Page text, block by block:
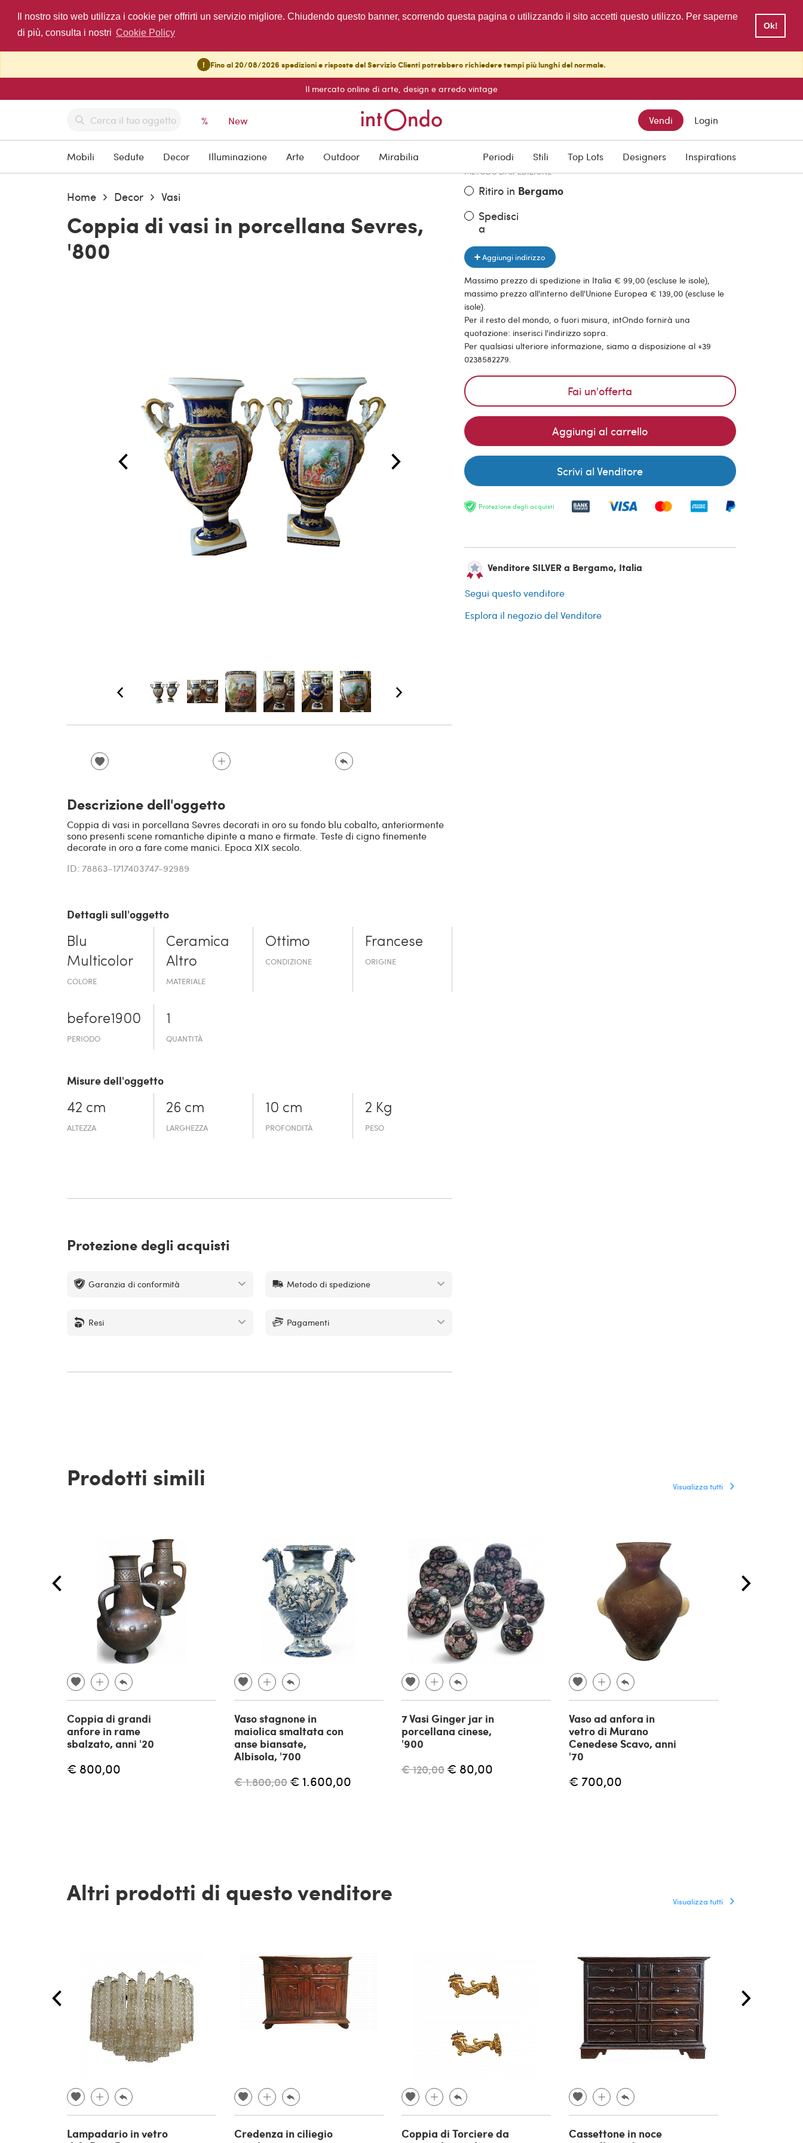
Il nostro sito web utilizza i cookie per offrirti un servizio migliore. Chiudendo questo banner, scorrendo questa pagina o utilizzando il sito accetti questo utilizzo. Per saperne
di più, consulta i nostri Cookie Policy
Ok!
! Fino al 20/08/2026 spedizioni e risposte del Servizio Clienti potrebbero richiedere tempi più lunghi del normale.
Il mercato online di arte, design e arredo vintage
% New Vendi Login
Mobili Sedute Decor Illuminazione Arte Outdoor Mirabilia Periodi Stili Top Lots Designers Inspirations
Home Decor Vasi
Coppia di vasi in porcellana Sevres,
'800
€ 1.200,00
METODO DI SPEDIZIONE
Ritiro in Bergamo
Spedisci
a
Aggiungi indirizzo
Massimo prezzo di spedizione in Italia € 99,00 (escluse le isole),
massimo prezzo all'interno dell'Unione Europea € 139,00 (escluse le
isole).
Per il resto del mondo, o fuori misura, intOndo fornirà una
quotazione: inserisci l'indirizzo sopra.
Per qualsiasi ulteriore informazione, siamo a disposizione al +39
0238582279.
Fai un'offerta
Aggiungi al carrello
Scrivi al Venditore
Protezione degli acquisti
Venditore SILVER a Bergamo, Italia
Segui questo venditore
Esplora il negozio del Venditore
Descrizione dell'oggetto
Coppia di vasi in porcellana Sevres decorati in oro su fondo blu cobalto, anteriormente
sono presenti scene romantiche dipinte a mano e firmate. Teste di cigno finemente
decorate in oro a fare come manici. Epoca XIX secolo.
ID: 78863-1717403747-92989
Dettagli sull'oggetto
Blu
Multicolor
COLORE
Ceramica
Altro
MATERIALE
Ottimo
CONDIZIONE
Francese
ORIGINE
before19­00
PERIODO
1
QUANTITÀ
Misure dell'oggetto
42 cm
ALTEZZA
26 cm
LARGHEZZA
10 cm
PROFONDITÀ
2 Kg
PESO
Protezione degli acquisti
Garanzia di conformità Metodo di spedizione
Resi Pagamenti
Prodotti simili Visualizza tutti
Coppia di grandi
anfore in rame
sbalzato, anni '20
€ 800,00
Vaso stagnone in
maiolica smaltata con
anse biansate,
Albisola, '700
€ 1.800,00 € 1.600,00
7 Vasi Ginger jar in
porcellana cinese,
'900
€ 120,00 € 80,00
Vaso ad anfora in
vetro di Murano
Cenedese Scavo, anni
'70
€ 700,00
Altri prodotti di questo venditore Visualizza tutti
Lampadario in vetro
Credenza in ciliegio
Coppia di Torciere da
Cassettone in noce